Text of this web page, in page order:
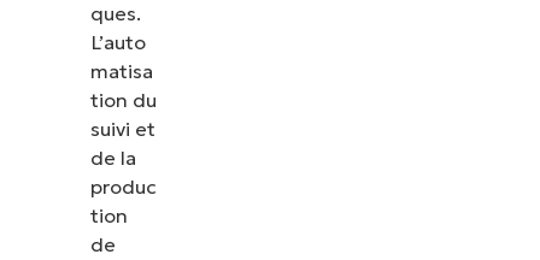
ques.
L’auto
matisa
tion du
suivi et
de la
produc
tion
de